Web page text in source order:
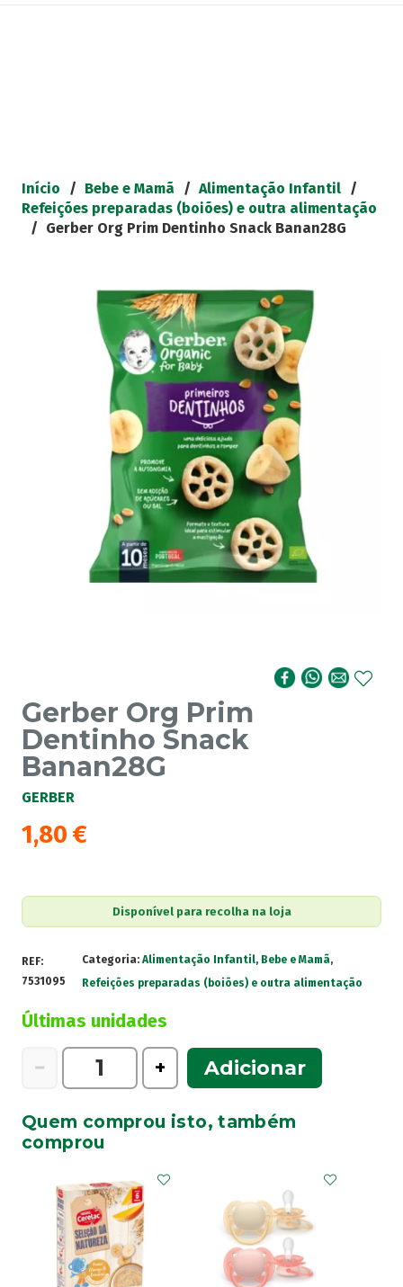
Início / Bebe e Mamã / Alimentação Infantil /
Refeições preparadas (boiões) e outra alimentação
/ Gerber Org Prim Dentinho Snack Banan28G
Gerber Org Prim
Dentinho Snack
Banan28G
GERBER
1,80 €
Disponível para recolha na loja
REF:
7531095
Categoria: Alimentação Infantil, Bebe e Mamã,
Refeições preparadas (boiões) e outra alimentação
Últimas unidades
−
Quantidade
Org
Prim
Snack
Banan28G
+ Adicionar
Quem comprou isto, também
comprou